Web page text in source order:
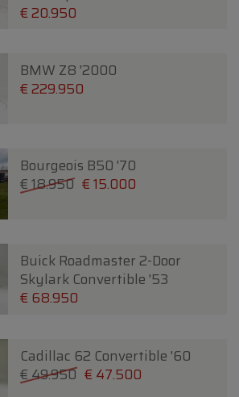
€ 20.950
BMW Z8 '2000
€ 229.950
Bourgeois B50 '70
€ 18.950 € 15.000
Buick Roadmaster 2-Door
Skylark Convertible '53
€ 68.950
Cadillac 62 Convertible '60
€ 49.950 € 47.500